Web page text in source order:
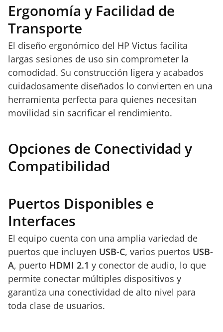
Ergonomía y Facilidad de
Transporte
El diseño ergonómico del HP Victus facilita
largas sesiones de uso sin comprometer la
comodidad. Su construcción ligera y acabados
cuidadosamente diseñados lo convierten en una
herramienta perfecta para quienes necesitan
movilidad sin sacrificar el rendimiento.
Opciones de Conectividad y
Compatibilidad
Puertos Disponibles e
Interfaces
El equipo cuenta con una amplia variedad de
puertos que incluyen USB-C, varios puertos USB-
A, puerto HDMI 2.1 y conector de audio, lo que
permite conectar múltiples dispositivos y
garantiza una conectividad de alto nivel para
toda clase de usuarios.